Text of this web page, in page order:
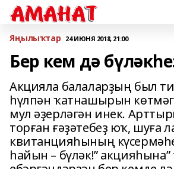
Яңылыҡтар 24 ИЮНЯ 2018, 21:00
Бер кем дә
Акцияла балаларҙың был
һүлпән ҡатнашырын
мул әҙерләгән инек.
торған ғәҙәтебеҙ юҡ, шуға
квитанцияһының
һайын – бүләк!” акцияһына”